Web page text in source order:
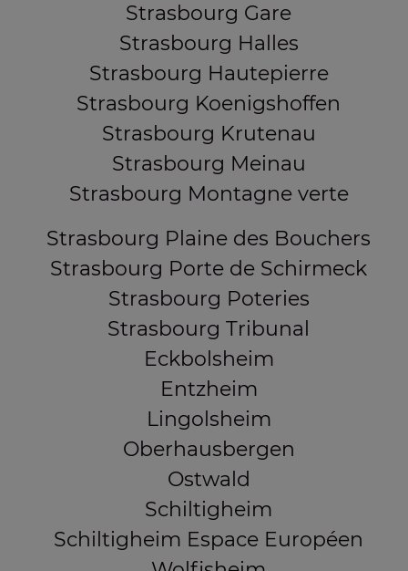
Strasbourg Gare
Strasbourg Halles
Strasbourg Hautepierre
Strasbourg Koenigshoffen
Strasbourg Krutenau
Strasbourg Meinau
Strasbourg Montagne verte
Strasbourg Plaine des Bouchers
Strasbourg Porte de Schirmeck
Strasbourg Poteries
Strasbourg Tribunal
Eckbolsheim
Entzheim
Lingolsheim
Oberhausbergen
Ostwald
Schiltigheim
Schiltigheim Espace Européen